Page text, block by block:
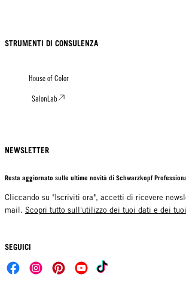
STRUMENTI DI CONSULENZA
House of Color
SalonLab
NEWSLETTER
Resta aggiornato sulle ultime novità di Schwarzkopf
Cliccando su "Iscriviti ora", accetti di ricevere
mail. Scopri tutto sull'utilizzo dei tuoi dati e dei
SEGUICI